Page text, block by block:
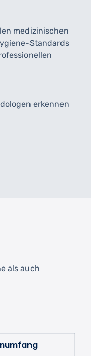
medizinischen
Standards
erkennen
als auch